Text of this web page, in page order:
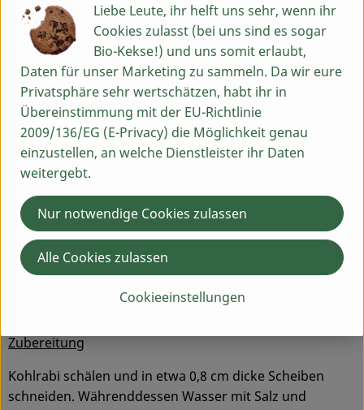
2 EL Salz
Optional:
5 Lorbeerblätter, 1 EL Koriandersaat, 1 EL
Fenchelsaat, 1 EL Kümmel
Honig Senf Joghurt Dip
150 g Joghurt
70 g Senf
70 g Honig
Salz, Pfeffer
Salzkartoffeln
1 kg Kartoffeln
Zubereitung
Kohlrabi schälen und in etwa 0,8 cm dicke Scheiben
schneiden. Währenddessen Wasser mit Salz und
Liebe Leute, ihr helft uns sehr, wenn ihr
Cookies zulasst (bei uns sind es sogar
Bio-Kekse!) und uns somit erlaubt,
Daten für unser Marketing zu sammeln. Da wir eure
Privatsphäre sehr wertschätzen, habt ihr in
Übereinstimmung mit der EU-Richtlinie
2009/136/EG (E-Privacy) die Möglichkeit genau
einzustellen, an welche Dienstleister ihr Daten
weitergebt.
Cookieeinstellungen
Nur notwendige Cookies zulassen
Alle Cookies zulassen